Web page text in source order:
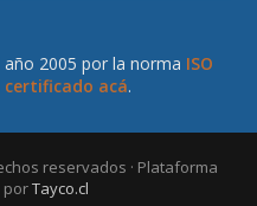
2005 por la norma ISO
certificado acá.
reservados · Plataforma
porTayco.cl